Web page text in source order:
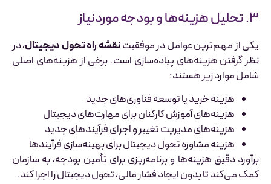
۳. تحلیل هزینه‌ها و بودجه موردنیاز
یکی از مهم‌ترین عوامل در موفقیتنقشه راه تحول دیجیتال، در
نظر گرفتن هزینه‌های پیاده‌سازی است. برخی از هزینه‌های اصلی
شامل موارد زیر هستند:
هزینه خرید یا توسعه فناوری‌های جدید
هزینه‌های آموزش کارکنان برای مهارت‌های دیجیتال
هزینه‌های مدیریت تغییر و اجرای فرآیندهای جدید
هزینه مشاوره تحول دیجیتال برای بهینه‌سازی فرآیندها
برآورد دقیق هزینه‌ها و برنامه‌ریزی برای تأمین بودجه، به سازمان
کمک می‌کند تا بدون ایجاد فشار مالی، تحول دیجیتال را اجرا کند.